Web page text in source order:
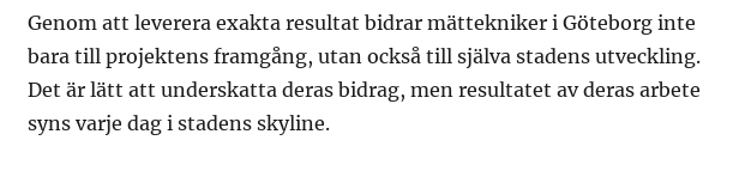
Genom att leverera exakta resultat bidrar mättekniker i Göteborg inte
bara till projektens framgång, utan också till själva stadens utveckling.
Det är lätt att underskatta deras bidrag, men resultatet av deras arbete
syns varje dag i stadens skyline.